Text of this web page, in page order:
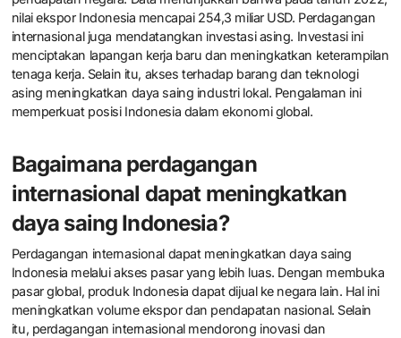
nilai ekspor Indonesia mencapai 254,3 miliar USD. Perdagangan
internasional juga mendatangkan investasi asing. Investasi ini
menciptakan lapangan kerja baru dan meningkatkan keterampilan
tenaga kerja. Selain itu, akses terhadap barang dan teknologi
asing meningkatkan daya saing industri lokal. Pengalaman ini
memperkuat posisi Indonesia dalam ekonomi global.
Bagaimana perdagangan
internasional dapat meningkatkan
daya saing Indonesia?
Perdagangan internasional dapat meningkatkan daya saing
Indonesia melalui akses pasar yang lebih luas. Dengan membuka
pasar global, produk Indonesia dapat dijual ke negara lain. Hal ini
meningkatkan volume ekspor dan pendapatan nasional. Selain
itu, perdagangan internasional mendorong inovasi dan